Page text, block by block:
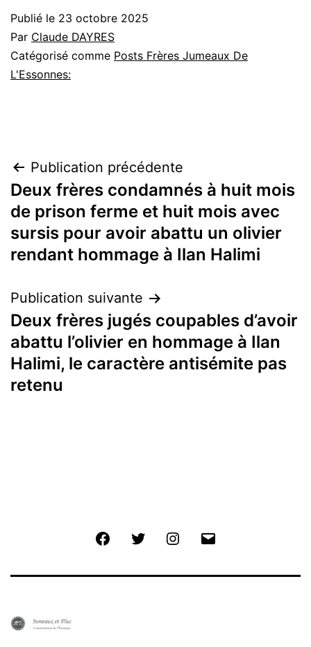
Publié le 23 octobre 2025
Par Claude DAYRES
Catégorisé comme Posts Frères Jumeaux De
L'Essonnes:
Navigation
de
l’article
Publication précédente
Deux frères condamnés à huit mois
de prison ferme et huit mois avec
sursis pour avoir abattu un olivier
rendant hommage à Ilan Halimi
Publication suivante
Deux frères jugés coupables d’avoir
abattu l’olivier en hommage à Ilan
Halimi, le caractère antisémite pas
retenu
FacebookTwitter Instagram